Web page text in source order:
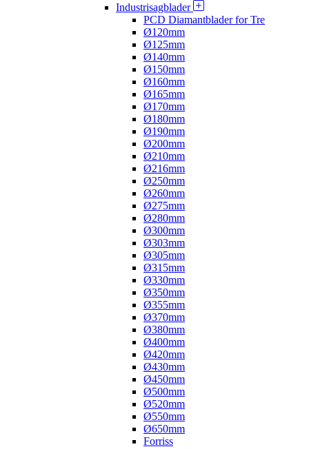
Industrisagblader
PCD Diamantblader for Tre
Ø120mm
Ø125mm
Ø140mm
Ø150mm
Ø160mm
Ø165mm
Ø170mm
Ø180mm
Ø190mm
Ø200mm
Ø210mm
Ø216mm
Ø250mm
Ø260mm
Ø275mm
Ø280mm
Ø300mm
Ø303mm
Ø305mm
Ø315mm
Ø330mm
Ø350mm
Ø355mm
Ø370mm
Ø380mm
Ø400mm
Ø420mm
Ø430mm
Ø450mm
Ø500mm
Ø520mm
Ø550mm
Ø650mm
Forriss